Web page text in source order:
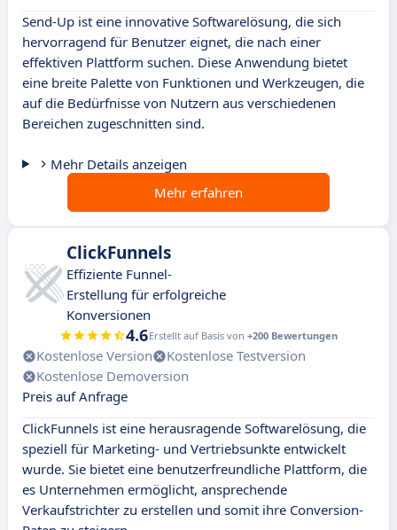
Send-Up ist eine innovative Softwarelösung, die sich
hervorragend für Benutzer eignet, die nach einer
effektiven Plattform suchen. Diese Anwendung bietet
eine breite Palette von Funktionen und Werkzeugen, die
auf die Bedürfnisse von Nutzern aus verschiedenen
Bereichen zugeschnitten sind.
Mehr Details anzeigen
Mehr erfahren
ClickFunnels
Effiziente Funnel-
Erstellung für erfolgreiche
Konversionen
4.6Erstellt auf Basis von +200 Bewertungen
Kostenlose Version
Kostenlose Testversion
Kostenlose Demoversion
Preis auf Anfrage
ClickFunnels ist eine herausragende Softwarelösung, die
speziell für Marketing- und Vertriebsunkte entwickelt
wurde. Sie bietet eine benutzerfreundliche Plattform, die
es Unternehmen ermöglicht, ansprechende
Verkaufstrichter zu erstellen und somit ihre Conversion-